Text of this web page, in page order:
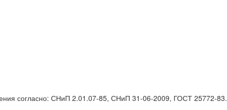
согласно: СНиП 2.01.07-85, СНиП 31-06-2009, ГОСТ 25772-83.